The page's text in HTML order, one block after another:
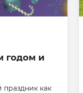
годом и
как